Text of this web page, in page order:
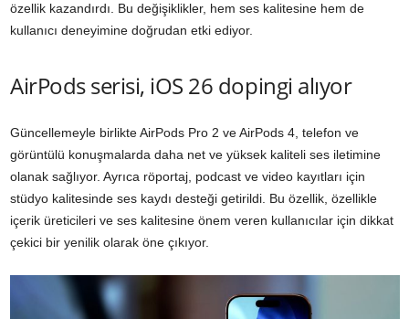
özellik kazandırdı. Bu değişiklikler, hem ses kalitesine hem de
kullanıcı deneyimine doğrudan etki ediyor.
AirPods serisi, iOS 26 dopingi alıyor
Güncellemeyle birlikte AirPods Pro 2 ve AirPods 4, telefon ve
görüntülü konuşmalarda daha net ve yüksek kaliteli ses iletimine
olanak sağlıyor. Ayrıca röportaj, podcast ve video kayıtları için
stüdyo kalitesinde ses kaydı desteği getirildi. Bu özellik, özellikle
içerik üreticileri ve ses kalitesine önem veren kullanıcılar için dikkat
çekici bir yenilik olarak öne çıkıyor.